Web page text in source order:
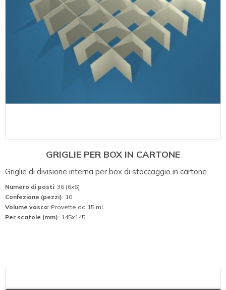
GRIGLIE PER BOX IN CARTONE
Griglie di divisione interna per box di stoccaggio in cartone.
Numero di posti: 36 (6x6)
Confezione (pezzi): 10
Volume vasca: Provette da 15 ml.
Per scatole (mm): 145x145